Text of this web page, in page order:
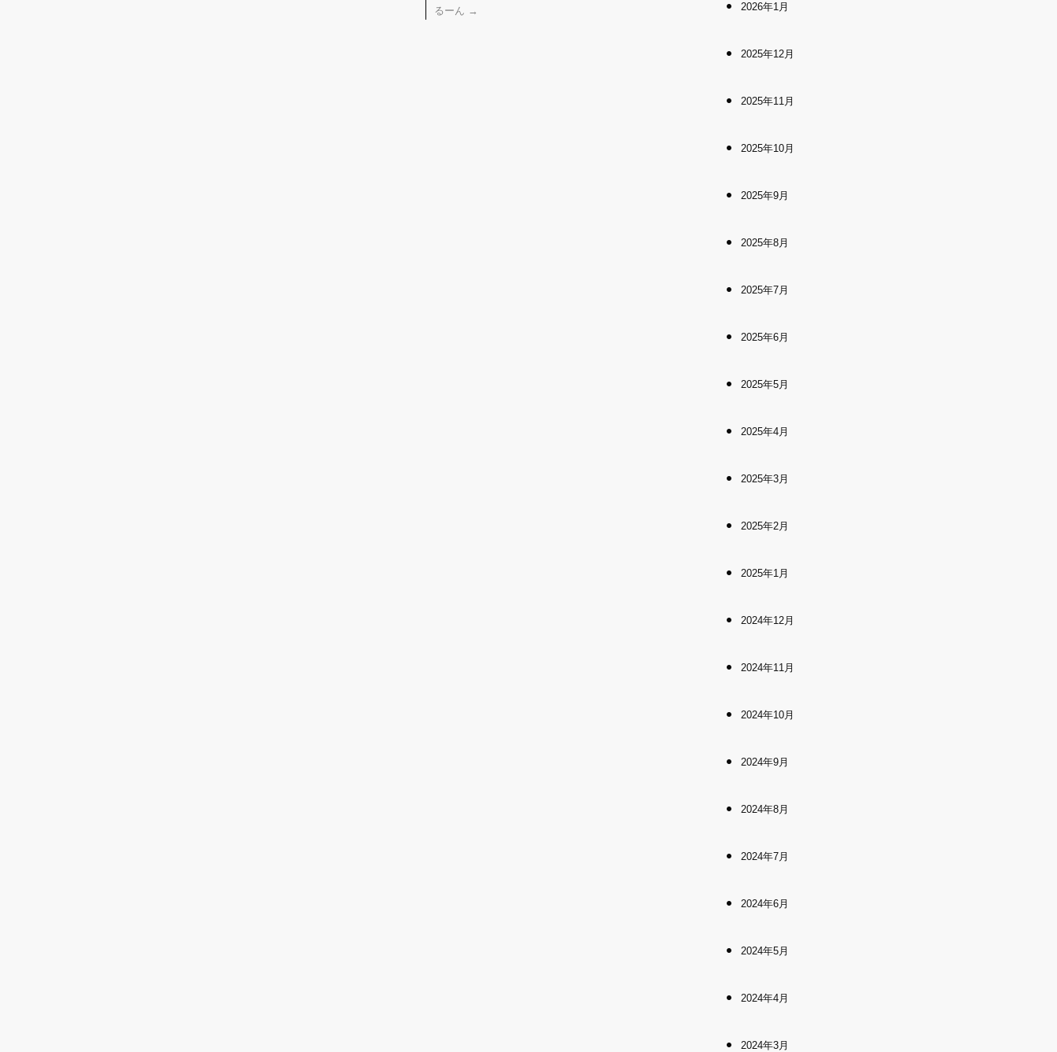
るーん → 2026年1月
2025年12月
2025年11月
2025年10月
2025年9月
2025年8月
2025年7月
2025年6月
2025年5月
2025年4月
2025年3月
2025年2月
2025年1月
2024年12月
2024年11月
2024年10月
2024年9月
2024年8月
2024年7月
2024年6月
2024年5月
2024年4月
2024年3月